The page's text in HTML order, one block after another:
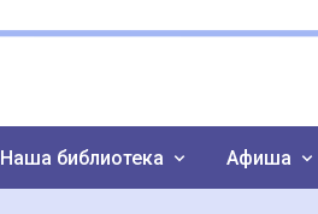
Наша библиотека Афиша